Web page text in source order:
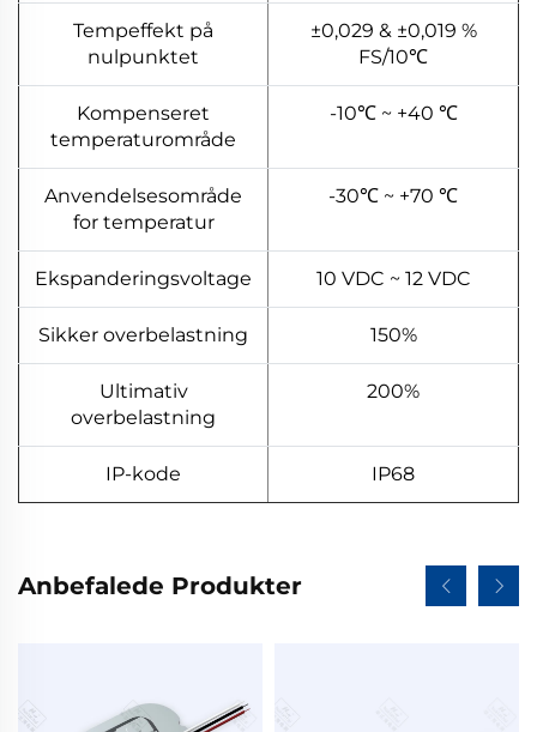
Tempeffekt på
nulpunktet
±0,029 & ±0,019 %
FS/10℃
Kompenseret
temperaturområde
-10℃ ~ +40 ℃
Anvendelsesområde
for temperatur
-30℃ ~ +70 ℃
Ekspanderingsvoltage 10 VDC ~ 12 VDC
Sikker overbelastning 150%
Ultimativ
overbelastning
200%
IP-kode IP68
Anbefalede Produkter